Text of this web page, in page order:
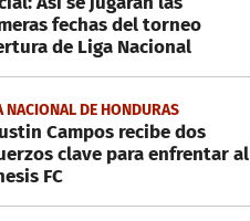
fechas del torneo
de Liga Nacional
NACIONAL DE HONDURAS
Campos recibe dos
clave para enfrentar al
FC